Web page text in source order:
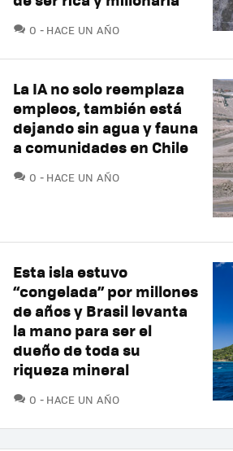
0 COMENTARIOS
HACE UN AÑO
La IA no solo reemplaza
empleos, también está
dejando sin agua y fauna
a comunidades en Chile
0 COMENTARIOS
HACE UN AÑO
Esta isla estuvo
“congelada” por millones
de años y Brasil levanta
la mano para ser el
dueño de toda su
riqueza mineral
0 COMENTARIOS
HACE UN AÑO